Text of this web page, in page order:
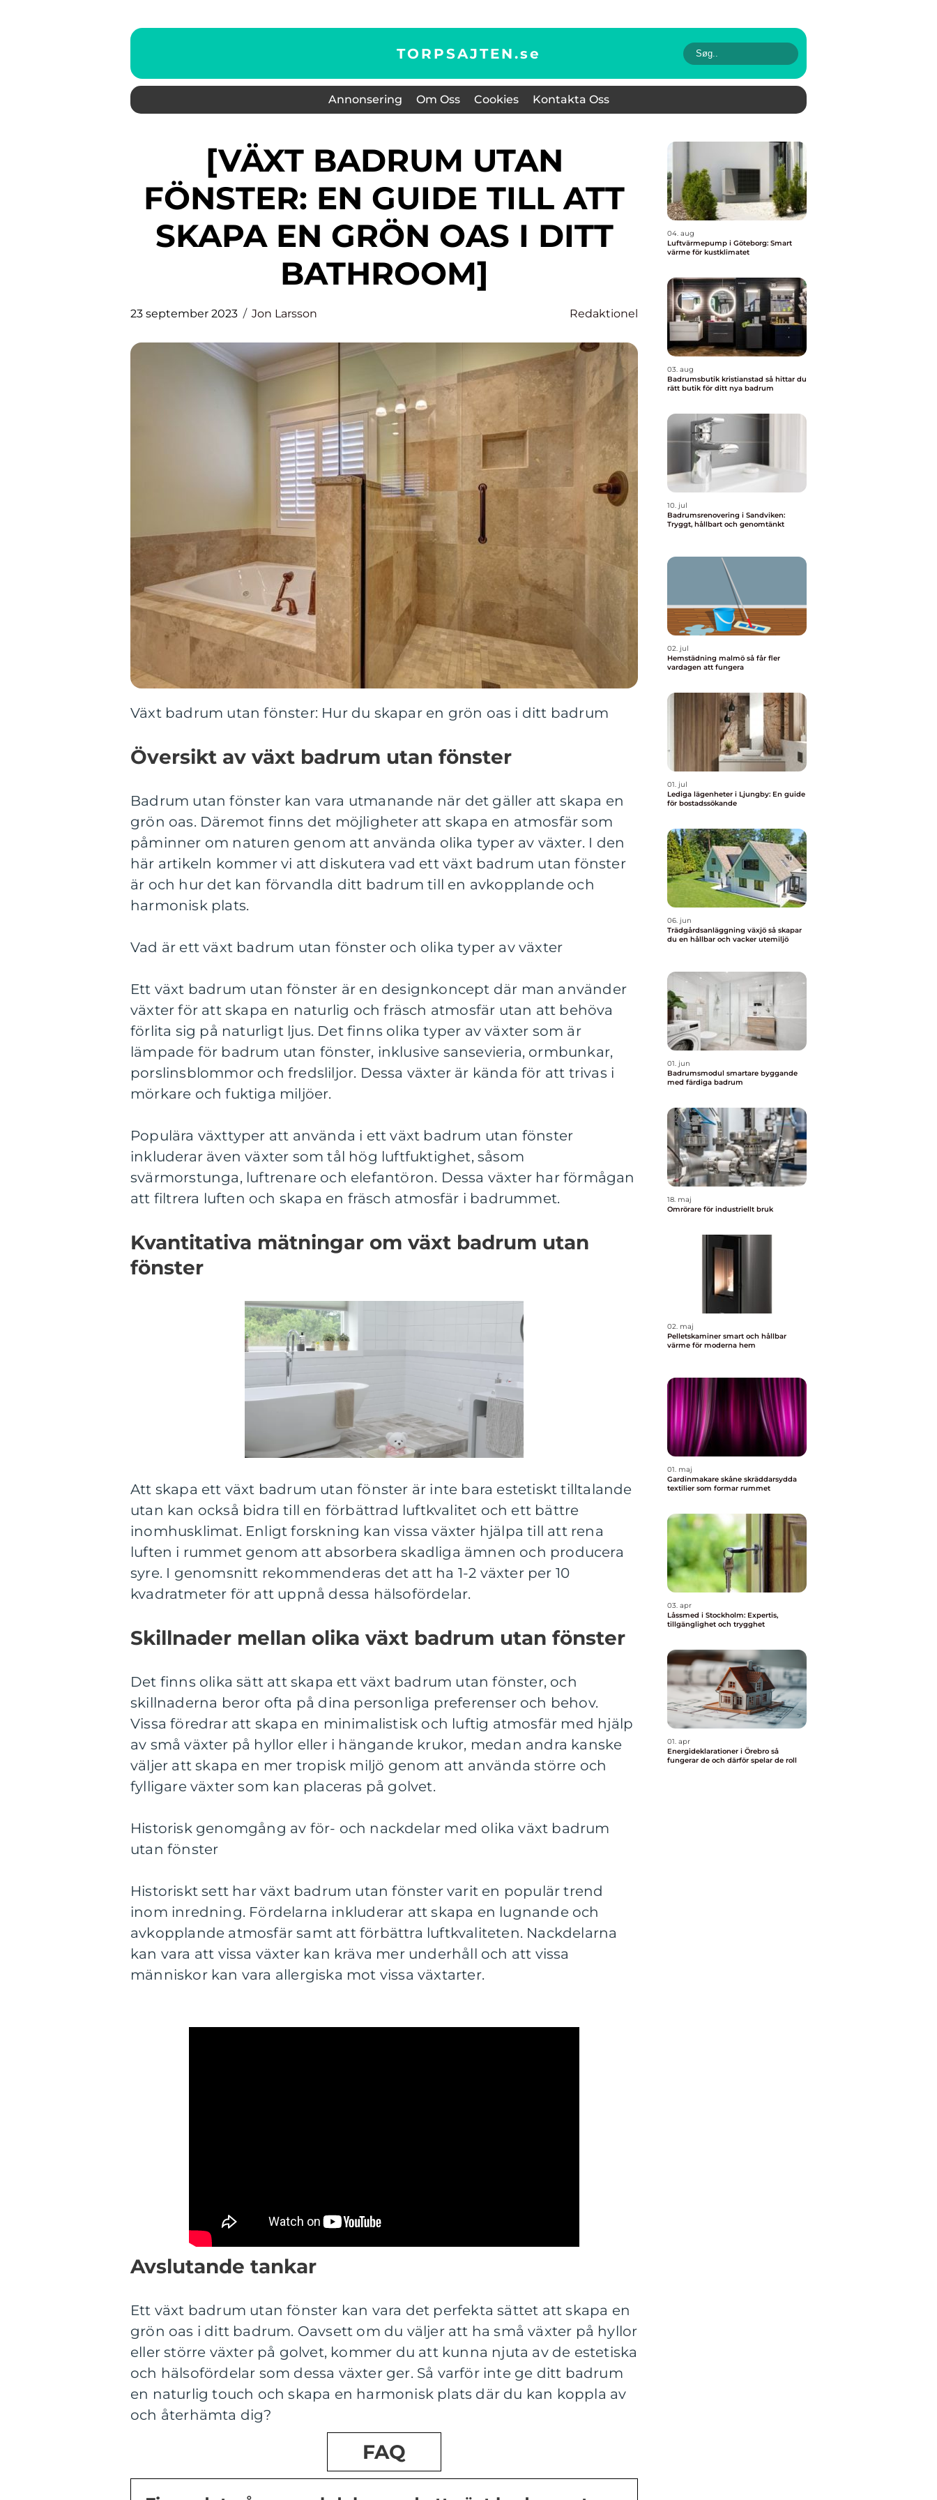
TORPSAJTEN.se
Annonsering Om Oss Cookies Kontakta Oss
[VÄXT BADRUM UTAN
FÖNSTER: EN GUIDE TILL ATT
SKAPA EN GRÖN OAS I DITT
BATHROOM]
23 september 2023 Jon Larsson Redaktionel
Växt badrum utan fönster: Hur du skapar en grön oas i ditt badrum
Översikt av växt badrum utan fönster
Badrum utan fönster kan vara utmanande när det gäller att skapa en
grön oas. Däremot finns det möjligheter att skapa en atmosfär som
påminner om naturen genom att använda olika typer av växter. I den
här artikeln kommer vi att diskutera vad ett växt badrum utan fönster
är och hur det kan förvandla ditt badrum till en avkopplande och
harmonisk plats.
Vad är ett växt badrum utan fönster och olika typer av växter
Ett växt badrum utan fönster är en designkoncept där man använder
växter för att skapa en naturlig och fräsch atmosfär utan att behöva
förlita sig på naturligt ljus. Det finns olika typer av växter som är
lämpade för badrum utan fönster, inklusive sansevieria, ormbunkar,
porslinsblommor och fredsliljor. Dessa växter är kända för att trivas i
mörkare och fuktiga miljöer.
Populära växttyper att använda i ett växt badrum utan fönster
inkluderar även växter som tål hög luftfuktighet, såsom
svärmorstunga, luftrenare och elefantöron. Dessa växter har förmågan
att filtrera luften och skapa en fräsch atmosfär i badrummet.
Kvantitativa mätningar om växt badrum utan
fönster
Att skapa ett växt badrum utan fönster är inte bara estetiskt tilltalande
utan kan också bidra till en förbättrad luftkvalitet och ett bättre
inomhusklimat. Enligt forskning kan vissa växter hjälpa till att rena
luften i rummet genom att absorbera skadliga ämnen och producera
syre. I genomsnitt rekommenderas det att ha 1-2 växter per 10
kvadratmeter för att uppnå dessa hälsofördelar.
Skillnader mellan olika växt badrum utan fönster
Det finns olika sätt att skapa ett växt badrum utan fönster, och
skillnaderna beror ofta på dina personliga preferenser och behov.
Vissa föredrar att skapa en minimalistisk och luftig atmosfär med hjälp
av små växter på hyllor eller i hängande krukor, medan andra kanske
väljer att skapa en mer tropisk miljö genom att använda större och
fylligare växter som kan placeras på golvet.
Historisk genomgång av för- och nackdelar med olika växt badrum
utan fönster
Historiskt sett har växt badrum utan fönster varit en populär trend
inom inredning. Fördelarna inkluderar att skapa en lugnande och
avkopplande atmosfär samt att förbättra luftkvaliteten. Nackdelarna
kan vara att vissa växter kan kräva mer underhåll och att vissa
människor kan vara allergiska mot vissa växtarter.
Avslutande tankar
Ett växt badrum utan fönster kan vara det perfekta sättet att skapa en
grön oas i ditt badrum. Oavsett om du väljer att ha små växter på hyllor
eller större växter på golvet, kommer du att kunna njuta av de estetiska
och hälsofördelar som dessa växter ger. Så varför inte ge ditt badrum
en naturlig touch och skapa en harmonisk plats där du kan koppla av
och återhämta dig?
FAQ
04. aug
Luftvärmepump i Göteborg: Smart
värme för kustklimatet
03. aug
Badrumsbutik kristianstad så hittar du
rätt butik för ditt nya badrum
10. jul
Badrumsrenovering i Sandviken:
Tryggt, hållbart och genomtänkt
02. jul
Hemstädning malmö så får fler
vardagen att fungera
01. jul
Lediga lägenheter i Ljungby: En guide
för bostadssökande
06. jun
Trädgårdsanläggning växjö så skapar
du en hållbar och vacker utemiljö
01. jun
Badrumsmodul smartare byggande
med färdiga badrum
18. maj
Omrörare för industriellt bruk
02. maj
Pelletskaminer smart och hållbar
värme för moderna hem
01. maj
Gardinmakare skåne skräddarsydda
textilier som formar rummet
03. apr
Låssmed i Stockholm: Expertis,
tillgänglighet och trygghet
01. apr
Energideklarationer i Örebro så
fungerar de och därför spelar de roll